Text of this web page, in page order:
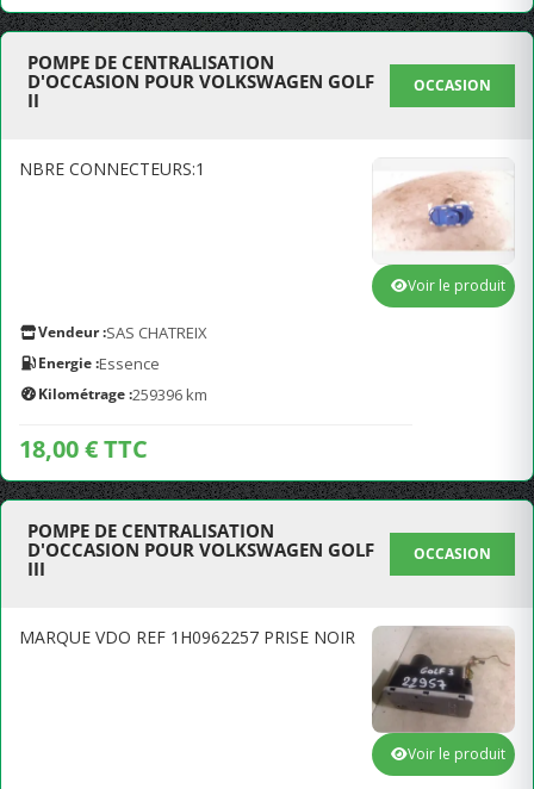
POMPE DE CENTRALISATION
D'OCCASION POUR VOLKSWAGEN GOLF
II
OCCASION
NBRE CONNECTEURS:1
Vendeur :SAS CHATREIX
Energie :Essence
Kilométrage :259396 km
18,00 € TTC
Voir le produit
POMPE DE CENTRALISATION
D'OCCASION POUR VOLKSWAGEN GOLF
III
OCCASION
MARQUE VDO REF 1H0962257 PRISE NOIR
Voir le produit